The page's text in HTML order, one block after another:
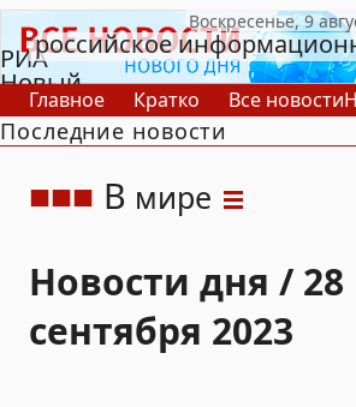
РИА
Новый
День
российское
Главное Кратко Все новости
В России
В мире
Последние новости
В мире
Новости дня / 28
сентября 2023